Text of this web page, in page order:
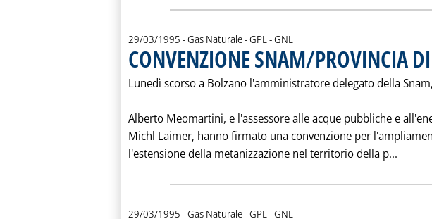
29/03/1995 - Gas Naturale - GPL - GNL
CONVENZIONE SNAM/PROVINCIA
Lunedì scorso a Bolzano l'amministratore delegato della Snam,
Alberto Meomartini, e l'assessore alle acque pubbliche e
Michl Laimer, hanno firmato una convenzione per
l'estensione della metanizzazione nel territorio della p...
29/03/1995 - Gas Naturale - GPL - GNL